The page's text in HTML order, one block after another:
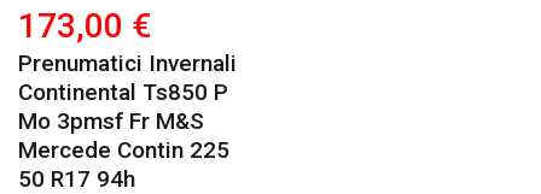
173,00 €
Prenumatici Invernali
Continental Ts850 P
Mo 3pmsf Fr M&s
Mercede Contin 225
50 R17 94h